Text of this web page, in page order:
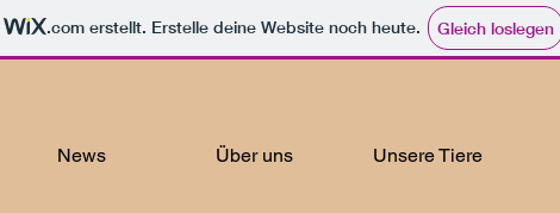
.com erstellt. Erstelle deine Website noch heute. Gleich loslegen
News Über uns Unsere Tiere